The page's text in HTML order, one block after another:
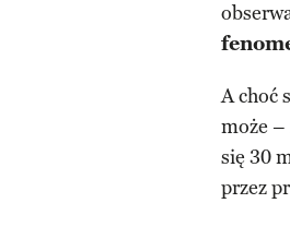
A choć
może
się 30
przez